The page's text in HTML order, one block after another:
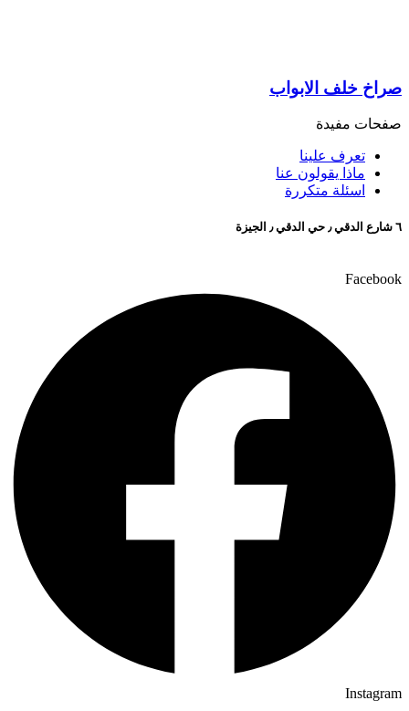
صراخ خلف الابواب
صفحات مفيدة
تعرف علينا
ماذا يقولون عنا
اسئلة متكررة
٦ شارع الدقي ٫ حي الدقي ٫ الجيزة
Facebook
Instagram